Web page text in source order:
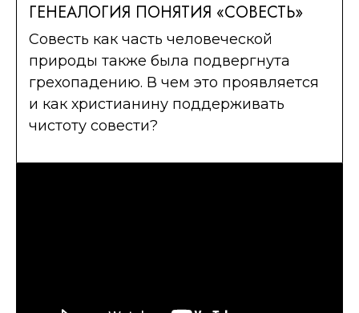
ГЕНЕАЛОГИЯ ПОНЯТИЯ «СОВЕСТЬ»
Совесть как часть человеческой
природы также была подвергнута
грехопадению. В чем это проявляется
и как христианину поддерживать
чистоту совести?